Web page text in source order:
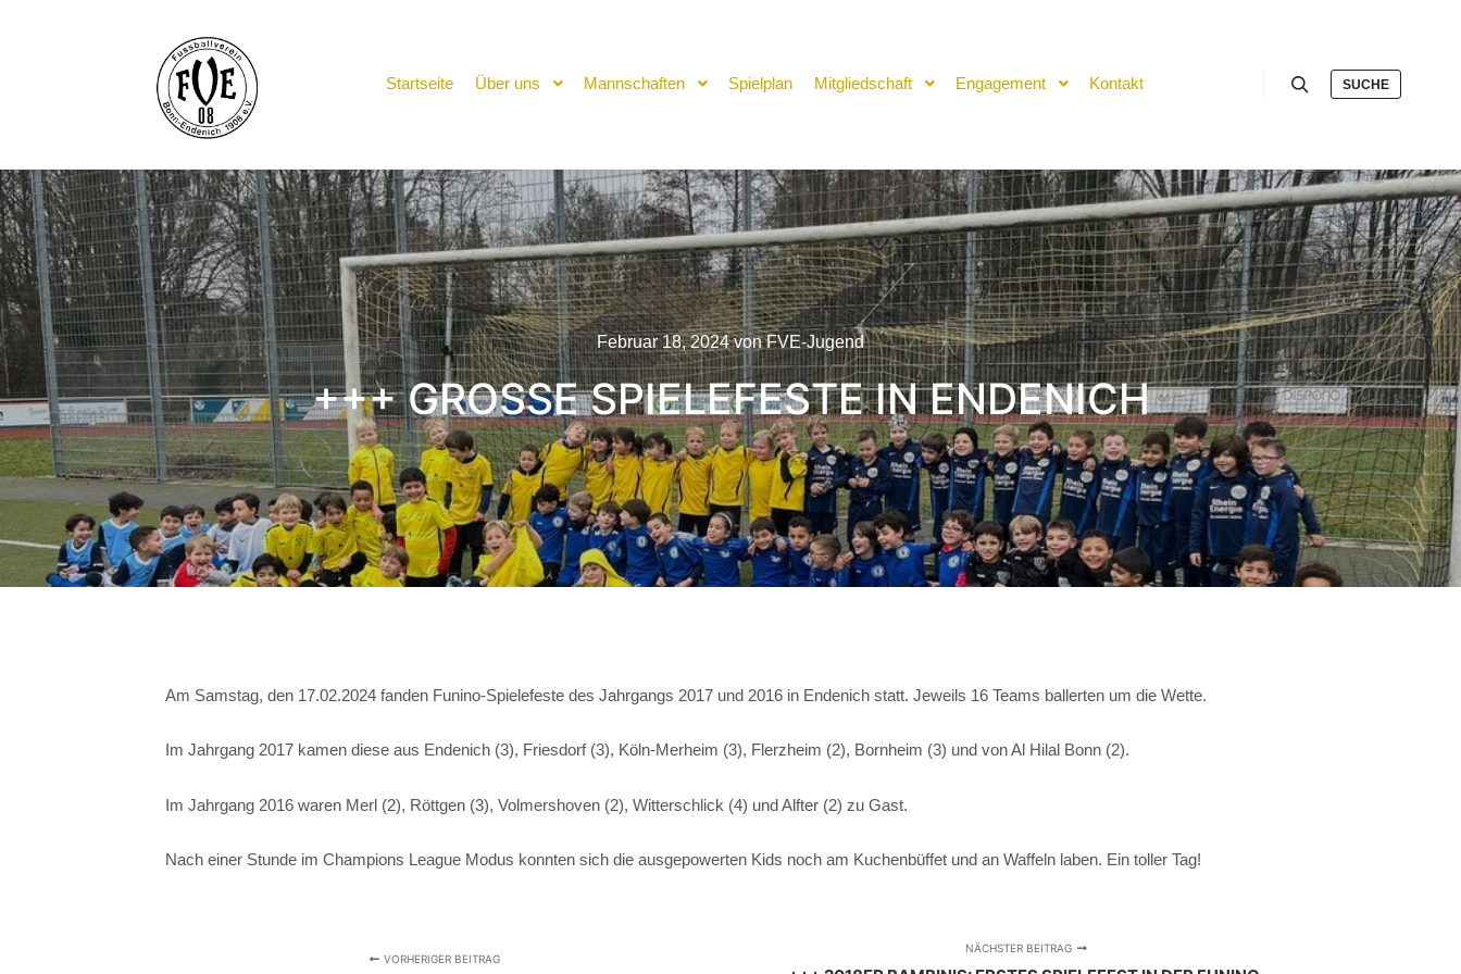
Startseite Über uns Mannschaften Spielplan Mitgliedschaft Engagement Kontakt SUCHE
Februar 18, 2024vonFVE-Jugend
+++ GROSSE SPIELEFESTE IN ENDENICH
Am Samstag, den 17.02.2024 fanden Funino-Spielefeste des Jahrgangs 2017 und 2016 in Endenich statt. Jeweils 16 Teams ballerten um die Wette.
Im Jahrgang 2017 kamen diese aus Endenich (3), Friesdorf (3), Köln-Merheim (3), Flerzheim (2), Bornheim (3) und von Al Hilal Bonn (2).
Im Jahrgang 2016 waren Merl (2), Röttgen (3), Volmershoven (2), Witterschlick (4) und Alfter (2) zu Gast.
Nach einer Stunde im Champions League Modus konnten sich die ausgepowerten Kids noch am Kuchenbüffet und an Waffeln laben. Ein toller Tag!
VORHERIGER BEITRAG
NÄCHSTER BEITRAG